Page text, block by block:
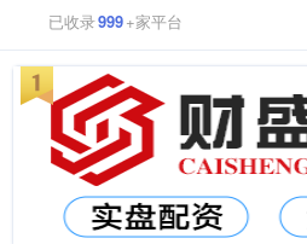
已收录999+家平台